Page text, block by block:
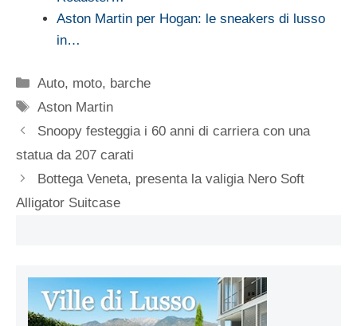
Aston Martin per Hogan: le sneakers di lusso
in…
Categorie
Auto, moto, barche
Tag
Aston Martin
Snoopy festeggia i 60 anni di carriera con una
statua da 207 carati
Bottega Veneta, presenta la valigia Nero Soft
Alligator Suitcase